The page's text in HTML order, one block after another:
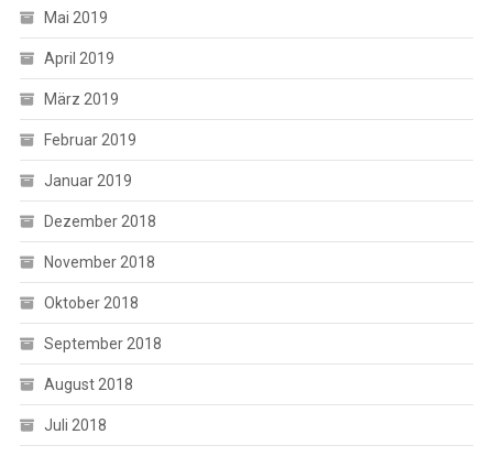
Mai 2019
April 2019
März 2019
Februar 2019
Januar 2019
Dezember 2018
November 2018
Oktober 2018
September 2018
August 2018
Juli 2018